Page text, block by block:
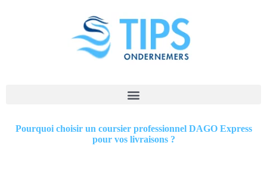
Pourquoi choisir un coursier professionnel DAGO Express
pour vos livraisons ?